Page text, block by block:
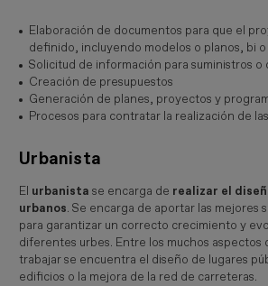
Elaboración de documentos para que el
definido, incluyendo modelos o planos, bi
Solicitud de información para suministros o
Creación de presupuestos
Generación de planes, proyectos y
Procesos para contratar la realización de
Urbanista
El urbanista se encarga de realizar el
urbanos. Se encarga de aportar las mejores
para garantizar un correcto crecimiento y
diferentes urbes. Entre los muchos aspectos
trabajar se encuentra el diseño de lugares
edificios o la mejora de la red de carreteras.